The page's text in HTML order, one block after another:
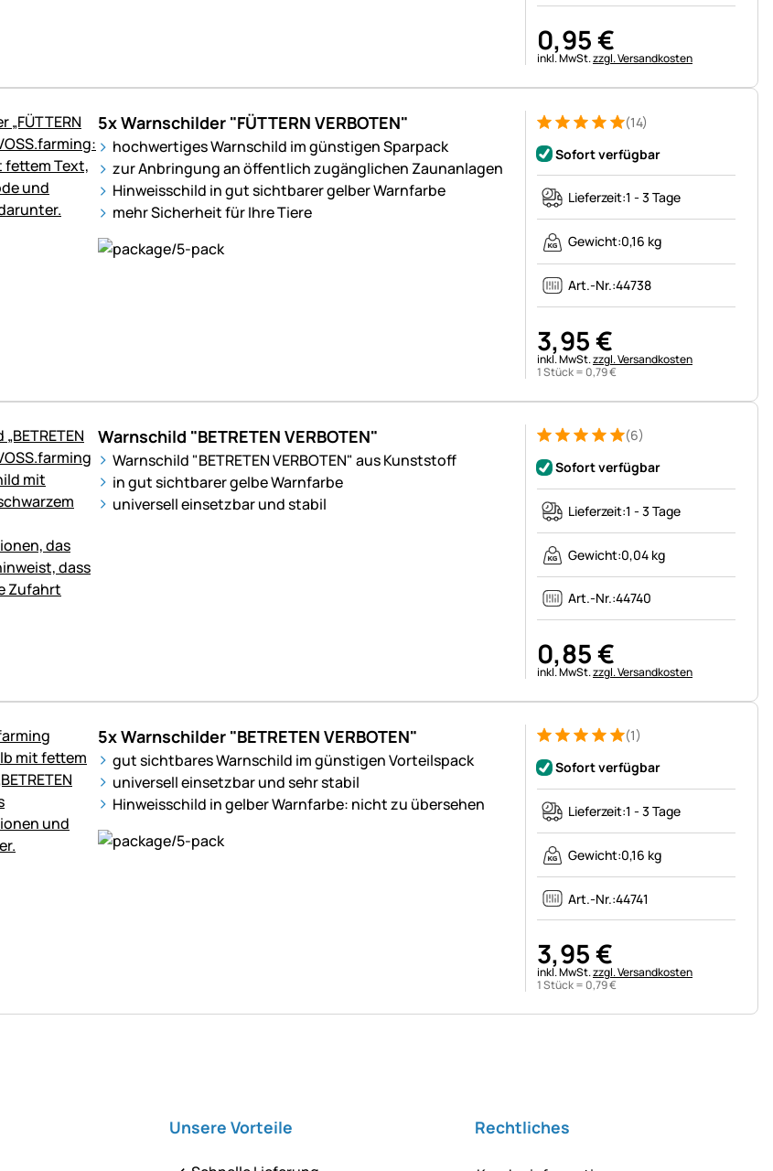
0,95€
Steuerhinweis:
inkl. MwSt.zzgl. Versandkosten
5x Warnschilder "FÜTTERN VERBOTEN"
hochwertiges Warnschild im günstigen Sparpack
zur Anbringung an öffentlich zugänglichen Zaunanlagen
Hinweisschild in gut sichtbarer gelber Warnfarbe
mehr Sicherheit für Ihre Tiere
Bewertung: 5 von 5 (14 Bewertungen)
14 Bewertungen(14)
Sofort verfügbar
Lieferzeit:1 - 3 Tage
Gewicht:0,16 kg
Art.-Nr.:44738
3,95€
Steuerhinweis:
inkl. MwSt.zzgl. Versandkosten
1 Stück = 0,79€
Warnschild "BETRETEN VERBOTEN"
Warnschild "BETRETEN VERBOTEN" aus Kunststoff
in gut sichtbarer gelbe Warnfarbe
universell einsetzbar und stabil
Bewertung: 5 von 5 (6 Bewertungen)
6 Bewertungen (6)
Sofort verfügbar
Lieferzeit:1 - 3 Tage
Gewicht:0,04 kg
Art.-Nr.:44740
0,85€
Steuerhinweis:
inkl. MwSt.zzgl. Versandkosten
5x Warnschilder "BETRETEN VERBOTEN"
gut sichtbares Warnschild im günstigen Vorteilspack
universell einsetzbar und sehr stabil
Hinweisschild in gelber Warnfarbe: nicht zu übersehen
Bewertung: 5 von 5 (1 Bewertungen)
1 Bewertung
(1)
Sofort verfügbar
Lieferzeit:1 - 3 Tage
Gewicht:0,16 kg
Art.-Nr.:44741
3,95€
Steuerhinweis:
inkl. MwSt.zzgl. Versandkosten
1 Stück = 0,79€
Unsere Vorteile Rechtliches